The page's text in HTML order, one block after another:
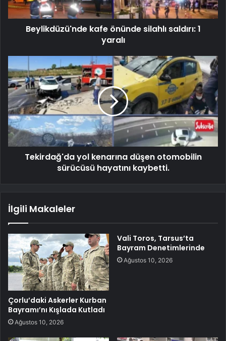
Beylikdüzü'nde kafe önünde silahlı saldırı: 1
yaralı
Tekirdağ'da yol kenarına düşen otomobilin
sürücüsü hayatını kaybetti.
İlgili Makaleler
Çorlu’daki Askerler Kurban
Bayramı’nı Kışlada Kutladı
Ağustos 10, 2026
Vali Toros, Tarsus’ta
Bayram Denetimlerinde
Ağustos 10, 2026